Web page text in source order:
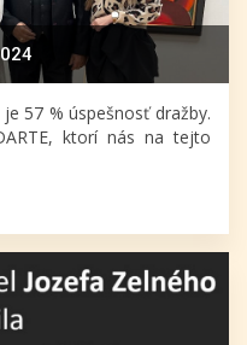
57 % úspešnosť dražby.
ktorí nás na tejto